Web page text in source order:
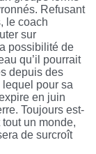
Refusant
le coach
sur
possibilité de
qu’il pourrait
depuis des
pour sa
en juin
Toujours est-
un monde,
de surcroît